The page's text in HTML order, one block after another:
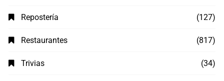
Repostería (127)
Restaurantes (817)
Trivias (34)